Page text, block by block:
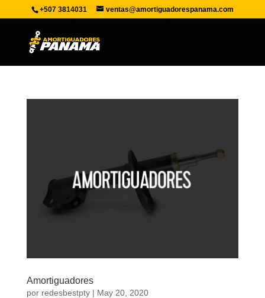
+507 3814031 ventas@amortiguadorespanama.com
Amortiguadores
por redesbestpty| May 20, 2020